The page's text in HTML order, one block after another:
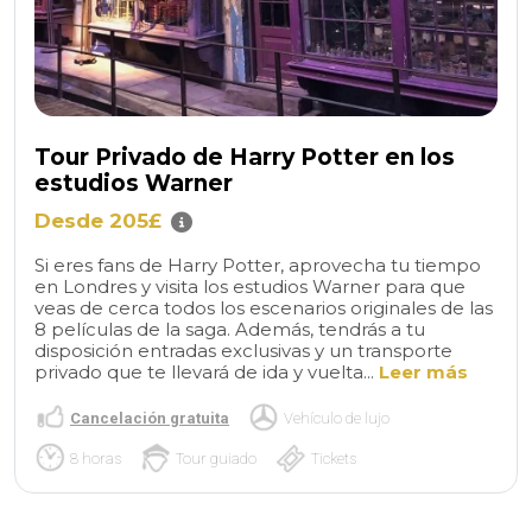
Tour Privado de Harry Potter en los
estudios Warner
Desde 205£
Si eres fans de Harry Potter, aprovecha tu tiempo
en Londres y visita los estudios Warner para que
veas de cerca todos los escenarios originales de las
8 películas de la saga. Además, tendrás a tu
disposición entradas exclusivas y un transporte
privado que te llevará de ida y vuelta... Leer más
Cancelación gratuita Vehículo de lujo
8 horas Tour guiado Tickets